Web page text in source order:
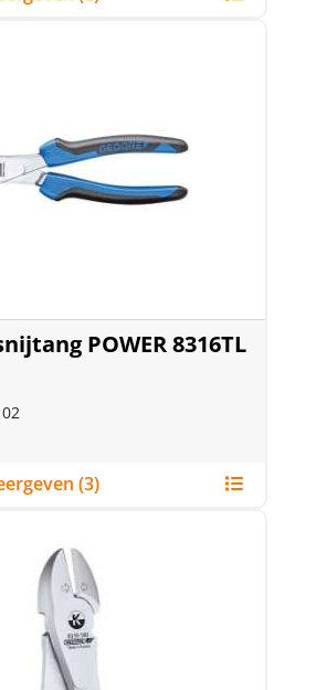
POWER 8316TL
Varianten weergeven (3)